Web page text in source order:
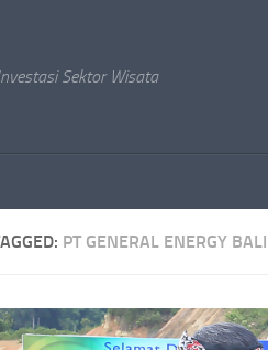
Sektor Wisata
PT GENERAL ENERGY BALI